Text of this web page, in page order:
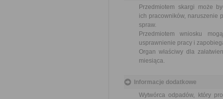
Przedmiotem skargi może
ich pracowników, naruszenie
spraw.
Przedmiotem wniosku
usprawnienie pracy i
Organ właściwy dla
miesiąca.
Informacje dodatkowe
Wytwórca odpadów, który